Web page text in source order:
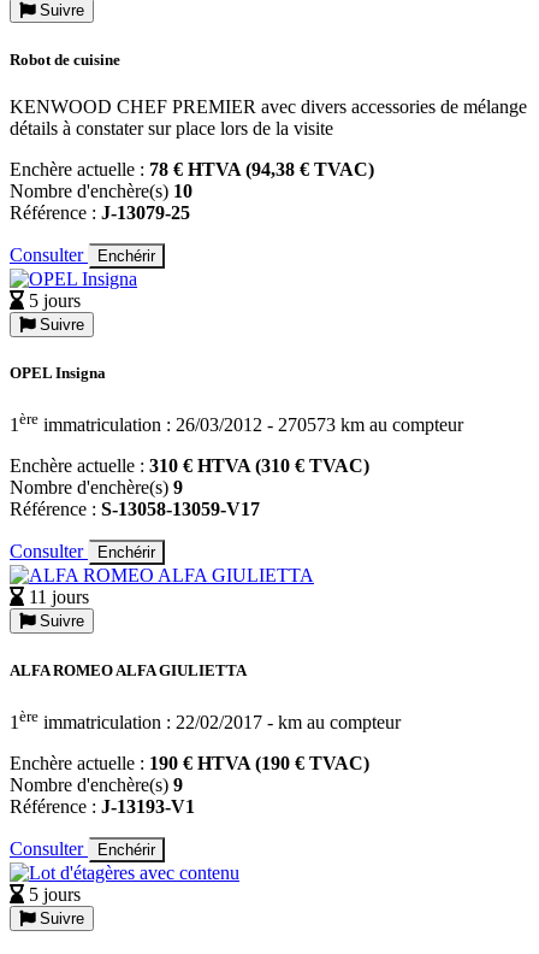
Suivre
Robot de cuisine
KENWOOD CHEF PREMIER avec divers accessories de mélange
détails à constater sur place lors de la visite
Enchère actuelle : 78 € HTVA (94,38 € TVAC)
Nombre d'enchère(s) 10
Référence : J-13079-25
Consulter Enchérir
5 jours
Suivre
OPEL Insigna
1ère immatriculation : 26/03/2012 - 270573 km au compteur
Enchère actuelle : 310 € HTVA (310 € TVAC)
Nombre d'enchère(s) 9
Référence : S-13058-13059-V17
Consulter Enchérir
11 jours
Suivre
ALFA ROMEO ALFA GIULIETTA
1 ère immatriculation : 22/02/2017 - km au compteur
Enchère actuelle : 190 € HTVA (190 € TVAC)
Nombre d'enchère(s) 9
Référence : J-13193-V1
Consulter Enchérir
5 jours
Suivre